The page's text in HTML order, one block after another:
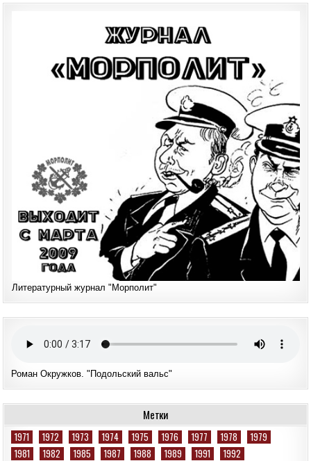
Литературный журнал "Морполит"
Роман Окружков. "Подольский вальс"
Метки
1971 1972 1973 1974 1975 1976 1977 1978
1979
1981
1982 1985 1987 1988 1989 1991 1992